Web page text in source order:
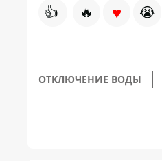
👍 🔥 ♥ 😭
ОТКЛЮЧЕНИЕ ВОДЫ